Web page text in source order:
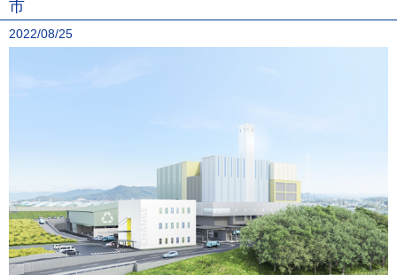
市
2022/08/25